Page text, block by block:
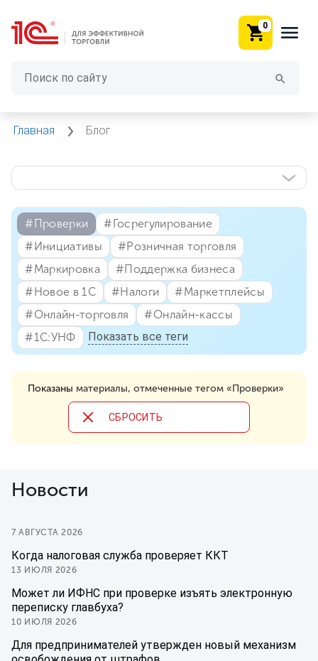
0
Главная Блог
#⁣Проверки
#⁣Госрегулирование
#⁣Инициативы
#⁣Розничная торговля
#⁣Маркировка
#⁣Поддержка бизнеса
#⁣Новое в 1С
#⁣Налоги
#⁣Маркетплейсы
#⁣Онлайн-торговля
#⁣Онлайн-кассы
#⁣1С:УНФ
Показать все теги
Показаны материалы, отмеченные тегом «Проверки»
CБРОСИТЬ
Новости
7 АВГУСТА 2026
Когда налоговая служба проверяет ККТ
13 ИЮЛЯ 2026
Может ли ИФНС при проверке изъять электронную
переписку главбуха?
10 ИЮЛЯ 2026
Для предпринимателей утвержден новый механизм